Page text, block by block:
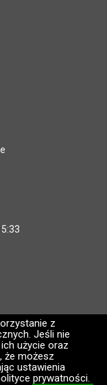
z
Jeśli nie
użycie oraz
że możesz
ustawienia
prywatności.